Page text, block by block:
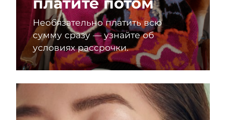
Необязательно платить всю
сумму сразу — узнайте об
условиях рассрочки.